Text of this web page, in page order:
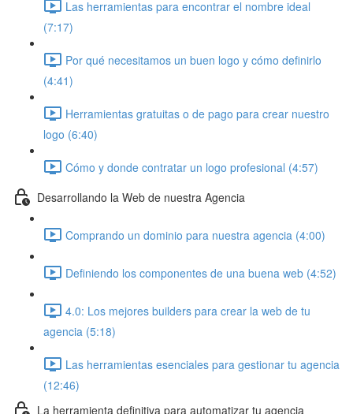
Las herramientas para encontrar el nombre ideal
(7:17)
Por qué necesitamos un buen logo y cómo definirlo
(4:41)
Herramientas gratuitas o de pago para crear nuestro
logo (6:40)
Cómo y donde contratar un logo profesional (4:57)
Desarrollando la Web de nuestra Agencia
Comprando un dominio para nuestra agencia (4:00)
Definiendo los componentes de una buena web (4:52)
4.0: Los mejores builders para crear la web de tu
agencia (5:18)
Las herramientas esenciales para gestionar tu agencia
(12:46)
La herramienta definitiva para automatizar tu agencia